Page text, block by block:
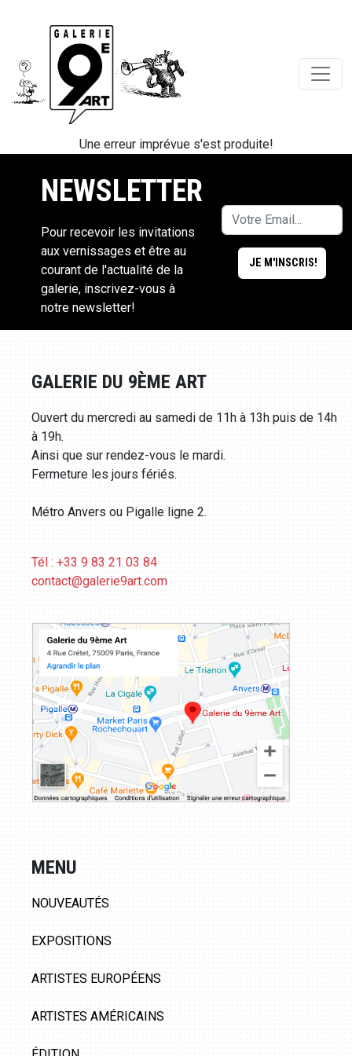
Une erreur imprévue s'est produite!
NEWSLETTER
Pour recevoir les invitations
aux vernissages et être au
courant de l'actualité de la
galerie, inscrivez-vous à
notre newsletter!
GALERIE DU 9ÈME ART
Ouvert du mercredi au samedi de 11h à 13h puis de 14h
à 19h.
Ainsi que sur rendez-vous le mardi.
Fermeture les jours fériés.
Métro Anvers ou Pigalle ligne 2.
Tél : +33 9 83 21 03 84
contact@galerie9art.com
MENU
NOUVEAUTÉS
EXPOSITIONS
ARTISTES EUROPÉENS
ARTISTES AMÉRICAINS